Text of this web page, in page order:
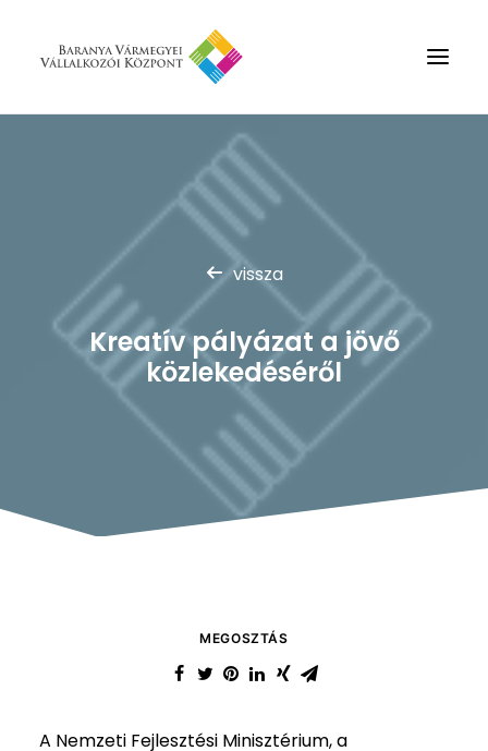
Rólunk
Szolgáltatások
Hírek
Partnerek
Kapcsolat
Keresés
vissza
Kreatív pályázat a jövő
közlekedéséről
MEGOSZTÁS
A Nemzeti Fejlesztési Minisztérium, a